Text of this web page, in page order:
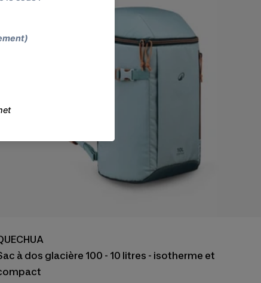
à dos glacière 100 - 10 litres - isotherme et